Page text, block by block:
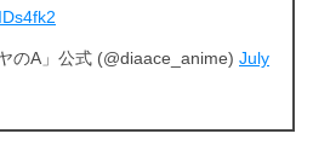
のA」公式 (@diaace_anime) July